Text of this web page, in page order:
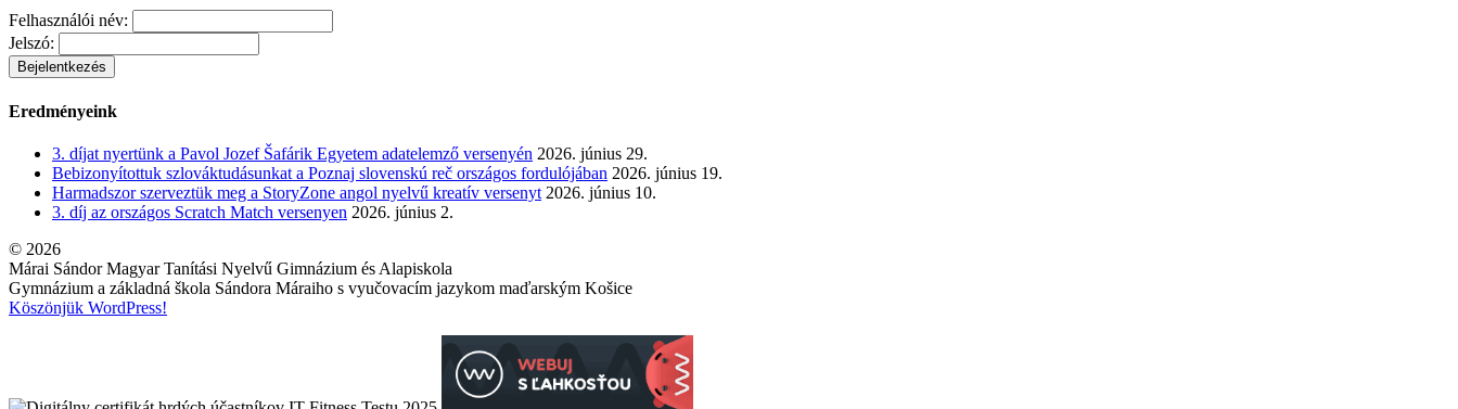
Felhasználói név:
Jelszó:
Eredményeink
3. díjat nyertünk a Pavol Jozef Šafárik Egyetem adatelemző versenyén 2026. június 29.
Bebizonyítottuk szlováktudásunkat a Poznaj slovenskú reč országos fordulójában 2026. június 19.
Harmadszor szerveztük meg a StoryZone angol nyelvű kreatív versenyt 2026. június 10.
3. díj az országos Scratch Match versenyen 2026. június 2.
© 2026
Márai Sándor Magyar Tanítási Nyelvű Gimnázium és Alapiskola
Gymnázium a základná škola Sándora Máraiho s vyučovacím jazykom maďarským Košice
Köszönjük WordPress!